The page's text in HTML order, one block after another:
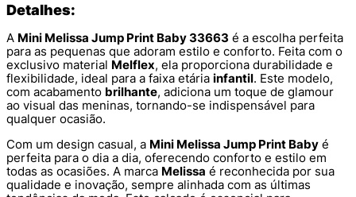
Detalhes:
A Mini Melissa Jump Print Baby 33663 é a escolha perfeita
para as pequenas que adoram estilo e conforto. Feita com o
exclusivo material Melflex, ela proporciona durabilidade e
flexibilidade, ideal para a faixa etária infantil. Este modelo,
com acabamento brilhante, adiciona um toque de glamour
ao visual das meninas, tornando-se indispensável para
qualquer ocasião.
Com um design casual, a Mini Melissa Jump Print Baby é
perfeita para o dia a dia, oferecendo conforto e estilo em
todas as ocasiões. A marca Melissa é reconhecida por sua
qualidade e inovação, sempre alinhada com as últimas